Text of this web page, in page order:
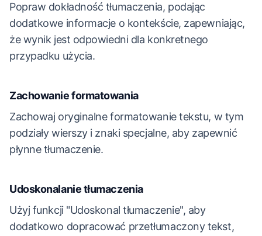
Popraw dokładność tłumaczenia, podając
dodatkowe informacje o kontekście, zapewniając,
że wynik jest odpowiedni dla konkretnego
przypadku użycia.
Zachowanie formatowania
Zachowaj oryginalne formatowanie tekstu, w tym
podziały wierszy i znaki specjalne, aby zapewnić
płynne tłumaczenie.
Udoskonalanie tłumaczenia
Użyj funkcji "Udoskonal tłumaczenie", aby
dodatkowo dopracować przetłumaczony tekst,